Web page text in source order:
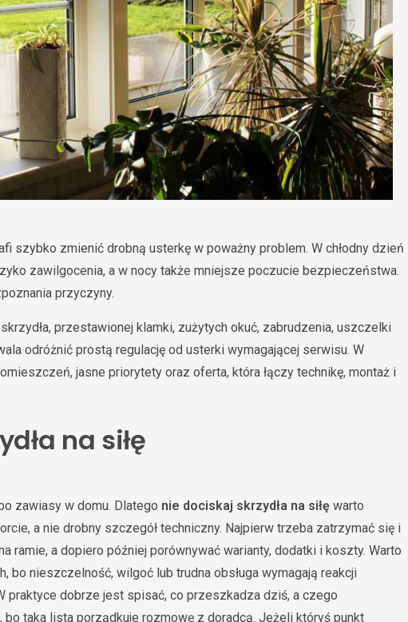
szybko zmienić drobną usterkę w poważny problem. W chłodny dzień
zawilgocenia, a w nocy także mniejsze poczucie bezpieczeństwa.
przyczyny.
przestawionej klamki, zużytych okuć, zabrudzenia, uszczelki
odróżnić prostą regulację od usterki wymagającej serwisu. W
jasne priorytety oraz oferta, która łączy technikę, montaż i
na siłę
zawiasy w domu. Dlatego nie dociskaj skrzydła na siłę warto
a nie drobny szczegół techniczny. Najpierw trzeba zatrzymać się i
ramie, a dopiero później porównywać warianty, dodatki i koszty. Warto
nieszczelność, wilgoć lub trudna obsługa wymagają reakcji
praktyce dobrze jest spisać, co przeszkadza dziś, a czego
taka lista porządkuje rozmowę z doradcą. Jeżeli któryś punkt